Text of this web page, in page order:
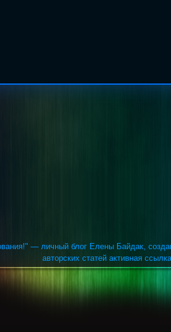
— личный блог Елены Байдак,
авторских статей активная